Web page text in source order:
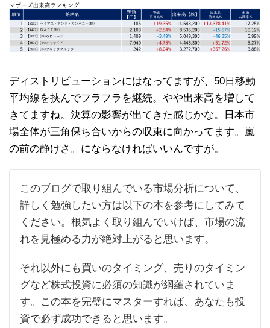
ディストリビューションにはなってますが、50日移動
平均線を挟んでフラフラを継続。やや出来高を増して
きてますね。決算の影響が出てきた感じかな。日本市
場全体が三角保ち合いからの収束に向かってます。嵐
の前の静けさ。にならなければいいんですが。
このブログで取り組んでいる市場分析について、
詳しく勉強したい方は以下の本を参考にしてみて
ください。根気よく取り組んでいけば、市場の流
れを見極める力が絶対上がると思います。
それ以外にも買いのタイミング、売りのタイミン
グなど株式投資に必須の知識が網羅されていま
す。この本を完璧にマスターすれば、あなたも投
資で必ず成功できると思います。